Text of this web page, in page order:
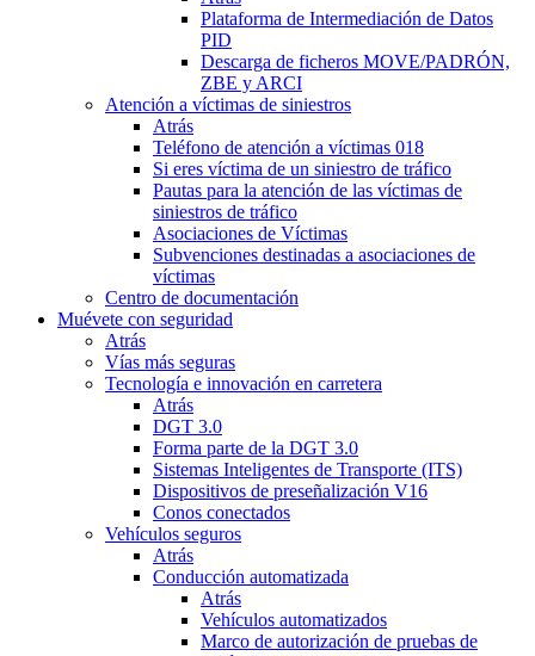
Plataforma de Intermediación de Datos
PID
Descarga de ficheros MOVE/PADRÓN,
ZBE y ARCI
Atención a víctimas de siniestros
Atrás
Teléfono de atención a víctimas 018
Si eres víctima de un siniestro de tráfico
Pautas para la atención de las víctimas de
siniestros de tráfico
Asociaciones de Víctimas
Subvenciones destinadas a asociaciones de
víctimas
Centro de documentación
Muévete con seguridad
Atrás
Vías más seguras
Tecnología e innovación en carretera
Atrás
DGT 3.0
Forma parte de la DGT 3.0
Sistemas Inteligentes de Transporte (ITS)
Dispositivos de preseñalización V16
Conos conectados
Vehículos seguros
Atrás
Conducción automatizada
Atrás
Vehículos automatizados
Marco de autorización de pruebas de